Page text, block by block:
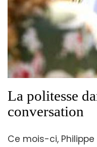
La politesse
conversation
Ce mois-ci,